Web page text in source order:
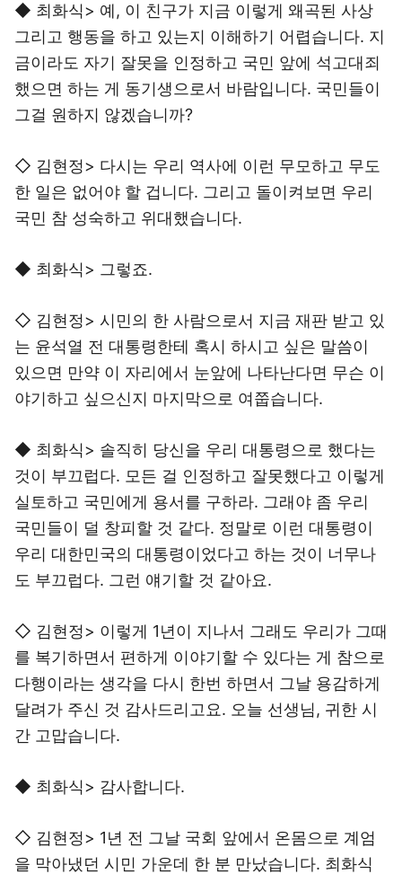
◆ 최화식> 예, 이 친구가 지금 이렇게 왜곡된 사상
그리고 행동을 하고 있는지 이해하기 어렵습니다. 지
금이라도 자기 잘못을 인정하고 국민 앞에 석고대죄
했으면 하는 게 동기생으로서 바람입니다. 국민들이
그걸 원하지 않겠습니까?
◇ 김현정> 다시는 우리 역사에 이런 무모하고 무도
한 일은 없어야 할 겁니다. 그리고 돌이켜보면 우리
국민 참 성숙하고 위대했습니다.
◆ 최화식> 그렇죠.
◇ 김현정> 시민의 한 사람으로서 지금 재판 받고 있
는 윤석열 전 대통령한테 혹시 하시고 싶은 말씀이
있으면 만약 이 자리에서 눈앞에 나타난다면 무슨 이
야기하고 싶으신지 마지막으로 여쭙습니다.
◆ 최화식> 솔직히 당신을 우리 대통령으로 했다는
것이 부끄럽다. 모든 걸 인정하고 잘못했다고 이렇게
실토하고 국민에게 용서를 구하라. 그래야 좀 우리
국민들이 덜 창피할 것 같다. 정말로 이런 대통령이
우리 대한민국의 대통령이었다고 하는 것이 너무나
도 부끄럽다. 그런 얘기할 것 같아요.
◇ 김현정> 이렇게 1년이 지나서 그래도 우리가 그때
를 복기하면서 편하게 이야기할 수 있다는 게 참으로
다행이라는 생각을 다시 한번 하면서 그날 용감하게
달려가 주신 것 감사드리고요. 오늘 선생님, 귀한 시
간 고맙습니다.
◆ 최화식> 감사합니다.
◇ 김현정> 1년 전 그날 국회 앞에서 온몸으로 계엄
을 막아냈던 시민 가운데 한 분 만났습니다. 최화식